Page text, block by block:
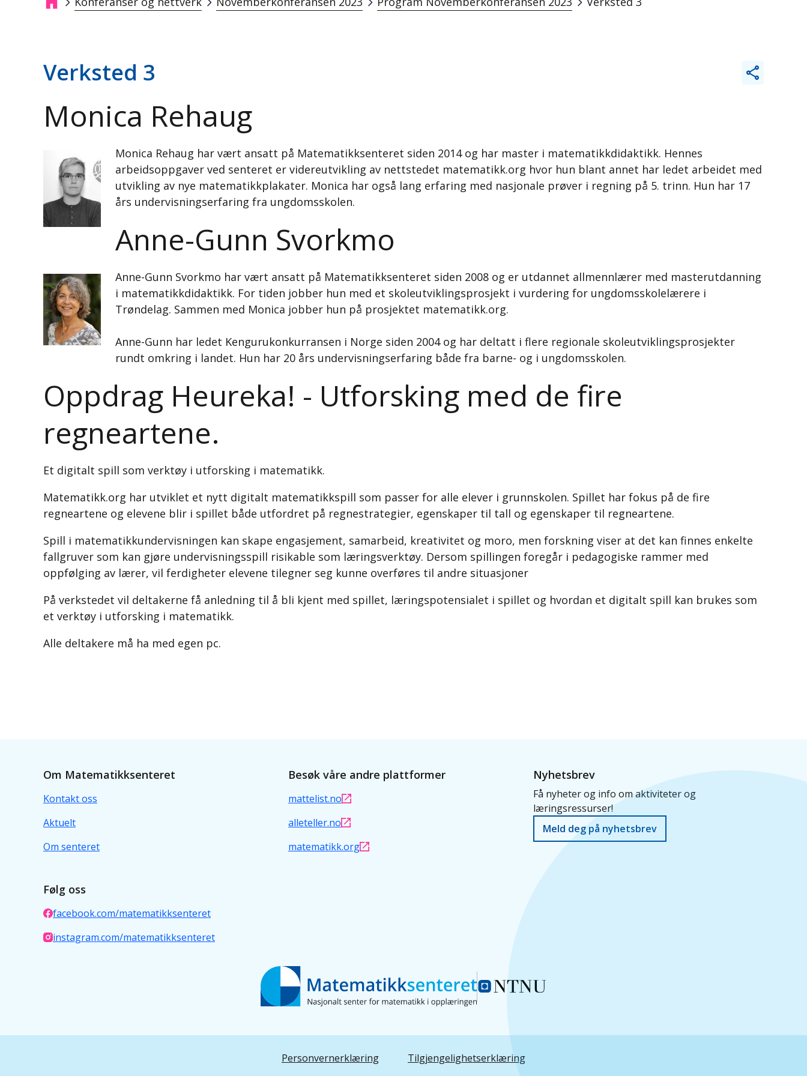
Navigasjonssti
Verksted 3
Monica Rehaug
Monica Rehaug har vært ansatt på Matematikksenteret siden 2014 og har master i matematikkdidaktikk. Hennes
arbeidsoppgaver ved senteret er videreutvikling av nettstedet matematikk.org hvor hun blant annet har ledet arbeidet med
utvikling av nye matematikkplakater. Monica har også lang erfaring med nasjonale prøver i regning på 5. trinn. Hun har 17
års undervisningserfaring fra ungdomsskolen.
Anne-Gunn Svorkmo
Anne-Gunn Svorkmo har vært ansatt på Matematikksenteret siden 2008 og er utdannet allmennlærer med masterutdanning
i matematikkdidaktikk. For tiden jobber hun med et skoleutviklingsprosjekt i vurdering for ungdomsskolelærere i
Trøndelag. Sammen med Monica jobber hun på prosjektet matematikk.org.
Anne-Gunn har ledet Kengurukonkurransen i Norge siden 2004 og har deltatt i flere regionale skoleutviklingsprosjekter
rundt omkring i landet. Hun har 20 års undervisningserfaring både fra barne- og i ungdomsskolen.
Oppdrag Heureka! - Utforsking med de fire
regneartene.
Et digitalt spill som verktøy i utforsking i matematikk.
Matematikk.org har utviklet et nytt digitalt matematikkspill som passer for alle elever i grunnskolen. Spillet har fokus på de fire
regneartene og elevene blir i spillet både utfordret på regnestrategier, egenskaper til tall og egenskaper til regneartene.
Spill i matematikkundervisningen kan skape engasjement, samarbeid, kreativitet og moro, men forskning viser at det kan finnes enkelte
fallgruver som kan gjøre undervisningsspill risikable som læringsverktøy. Dersom spillingen foregår i pedagogiske rammer med
oppfølging av lærer, vil ferdigheter elevene tilegner seg kunne overføres til andre situasjoner
På verkstedet vil deltakerne få anledning til å bli kjent med spillet, læringspotensialet i spillet og hvordan et digitalt spill kan brukes som
et verktøy i utforsking i matematikk.
Alle deltakere må ha med egen pc.
Om Matematikksenteret
Kontakt oss
Aktuelt
Om senteret
Besøk våre andre plattformer
mattelist.no
alleteller.no
matematikk.org
Nyhetsbrev
Få nyheter og info om aktiviteter og
læringsressurser!
Meld deg på nyhetsbrev
Følg oss
facebook.com/matematikksenteret
instagram.com/matematikksenteret
Personvernerklæring Tilgjengelighetserklæring